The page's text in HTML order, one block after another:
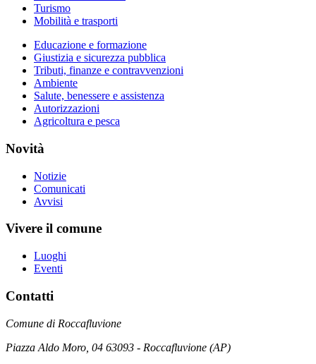
Turismo
Mobilità e trasporti
Educazione e formazione
Giustizia e sicurezza pubblica
Tributi, finanze e contravvenzioni
Ambiente
Salute, benessere e assistenza
Autorizzazioni
Agricoltura e pesca
Novità
Notizie
Comunicati
Avvisi
Vivere il comune
Luoghi
Eventi
Contatti
Comune di Roccafluvione
Piazza Aldo Moro, 04 63093 - Roccafluvione (AP)